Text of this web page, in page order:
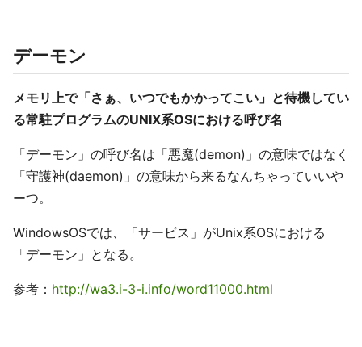
デーモン
メモリ上で「さぁ、いつでもかかってこい」と待機してい
る常駐プログラムのUNIX系OSにおける呼び名
「デーモン」の呼び名は「悪魔(demon)」の意味ではなく
「守護神(daemon)」の意味から来るなんちゃっていいや
ーつ。
WindowsOSでは、「サービス」がUnix系OSにおける
「デーモン」となる。
参考： http://wa3.i-3-i.info/word11000.html